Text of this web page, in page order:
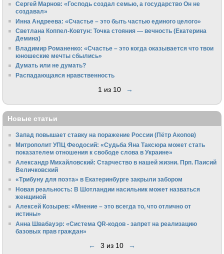
Сергей Марнов: «Господь создал семью, а государство Он не
создавал»
Инна Андреева: «Счастье – это быть частью единого целого»
Светлана Коппел-Ковтун: Точка стояния — вечность (Екатерина
Демина)
Владимир Романенко: «Счастье – это когда оказывается что твои
юношеские мечты сбылись»
Думать или не думать?
Распадающаяся нравственность
1 из 10 →
Новые статьи
Запад повышает ставку на поражение России (Пётр Акопов)
Митрополит УПЦ Феодосий: «Судьба Яна Таксюра может стать
показателем отношения к свободе слова в Украине»
Алек­сандр Михайловский: Старчество в нашей жизни. Прп. Паисий
Величковский
«Трибуну для поэта» в Екатеринбурге закрыли забором
Новая реальность: В Шотландии насильник может назваться
женщиной
Алексей Козырев: «Мнение – это всегда то, что отлично от
истины»
Анна Швабауэр: «Система QR-кодов - запрет на реализацию
базовых прав граждан»
← 3 из 10 →